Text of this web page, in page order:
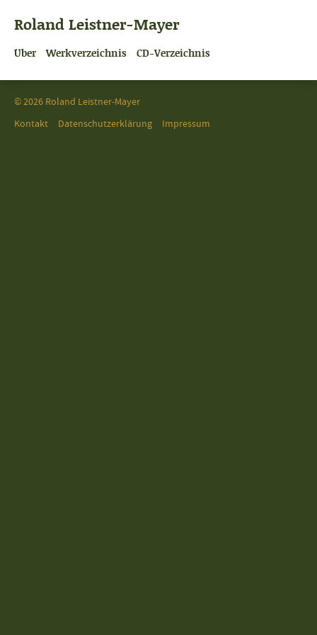
Roland Leistner-Mayer
Über Werkverzeichnis CD-Verzeichnis
© 2026 Roland Leistner-Mayer
Kontakt
Datenschutzerklärung Impressum